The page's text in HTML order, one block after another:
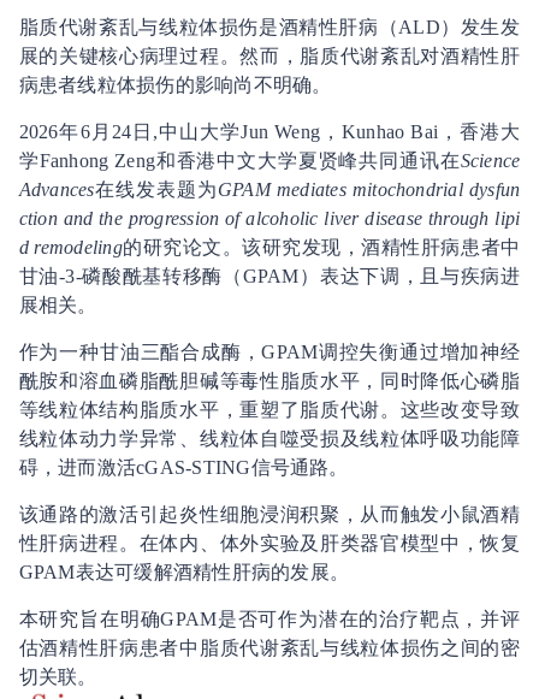
脂质代谢紊乱与线粒体损伤是酒精性肝病（ALD）发生发
展的关键核心病理过程。然而，脂质代谢紊乱对酒精性肝
病患者线粒体损伤的影响尚不明确。
2026年6月24日,中山大学Jun Weng，Kunhao Bai，香港大
学Fanhong Zeng和香港中文大学夏贤峰共同通讯在Science
Advances在线发表题为GPAM mediates mitochondrial dysfun
ction and the progression of alcoholic liver disease through lipi
d remodeling的研究论文。该研究发现，酒精性肝病患者中
甘油-3-磷酸酰基转移酶（GPAM）表达下调，且与疾病进
展相关。
作为一种甘油三酯合成酶，GPAM调控失衡通过增加神经
酰胺和溶血磷脂酰胆碱等毒性脂质水平，同时降低心磷脂
等线粒体结构脂质水平，重塑了脂质代谢。这些改变导致
线粒体动力学异常、线粒体自噬受损及线粒体呼吸功能障
碍，进而激活cGAS-STING信号通路。
该通路的激活引起炎性细胞浸润积聚，从而触发小鼠酒精
性肝病进程。在体内、体外实验及肝类器官模型中，恢复
GPAM表达可缓解酒精性肝病的发展。
本研究旨在明确GPAM是否可作为潜在的治疗靶点，并评
估酒精性肝病患者中脂质代谢紊乱与线粒体损伤之间的密
切关联。